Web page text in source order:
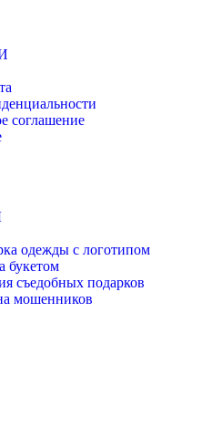
соглашение
одежды с логотипом
букетом
съедобных подарков
мошенников